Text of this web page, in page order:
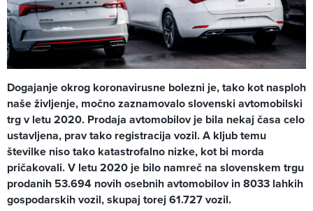
Dogajanje okrog koronavirusne bolezni je, tako kot nasploh
naše življenje, močno zaznamovalo slovenski avtomobilski
trg v letu 2020. Prodaja avtomobilov je bila nekaj časa celo
ustavljena, prav tako registracija vozil. A kljub temu
številke niso tako katastrofalno nizke, kot bi morda
pričakovali. V letu 2020 je bilo namreč na slovenskem trgu
prodanih 53.694 novih osebnih avtomobilov in 8033 lahkih
gospodarskih vozil, skupaj torej 61.727 vozil.